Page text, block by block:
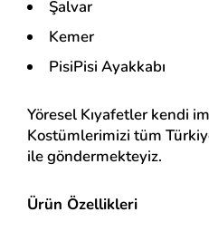
Şalvar
Kemer
PisiPisi Ayakkabı
Yöresel Kıyafetler kendi
Kostümlerimizi tüm
ile göndermekteyiz.
Ürün Özellikleri